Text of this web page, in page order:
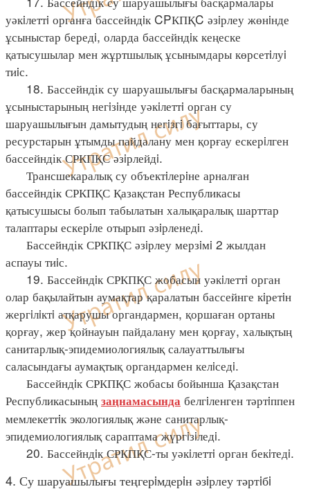
уәкiлеттi органға бассейндiк CPКПҚC әзiрлеу жөнiнде
ұсыныстар бередi, оларда бассейндiк кеңеске
қатысушылар мен жұртшылық ұсынымдары көрсетiлуi
тиiс.
18. Бассейндік су шаруашылығы басқармаларының
ұсыныстарының негiзiнде уәкiлеттi орган су
шаруашылығын дамытудың негiзгi бағыттары, су
ресурстарын ұтымды пайдалану мен қорғау ескерiлген
бассейндік СРКПҚС әзiрлейдi.
Трансшекаралық су объектiлерiне арналған
бассейндік СРКПҚС Қазақстан Республикасы
қатысушысы болып табылатын халықаралық шарттар
талаптары ескерiле отырып әзiрленедi.
Бассейндік СРКПҚС әзiрлеу мерзiмi 2 жылдан
аспауы тиiс.
19. Бассейндiк СРКПҚС жобасын уәкiлеттi орган
олар бақылайтын аумақтар қаралатын бассейнге кiретiн
жергiлiктi атқарушы органдармен, қоршаған ортаны
қорғау, жер қойнауын пайдалану мен қорғау, халықтың
санитарлық-эпидемиологиялық салауаттылығы
саласындағы аумақтық органдармен келiседi.
Бассейндiк СРКПҚС жобасы бойынша Қазақстан
Республикасының заңнамасында белгiленген тәртiппен
мемлекеттiк экологиялық және санитарлық-
эпидемиологиялық сараптама жүргiзiледi.
20. Бассейндiк СРКПҚС-ты уәкiлеттi орган бекiтедi.
4. Су шаруашылығы теңгерiмдерiн әзiрлеу тәртiбi